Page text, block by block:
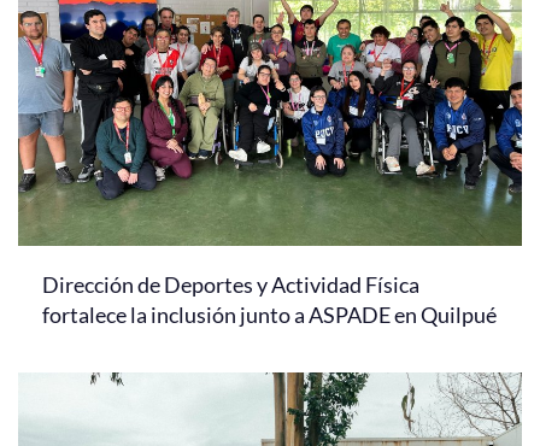
Dirección de Deportes y Actividad Física
fortalece la inclusión junto a ASPADE en Quilpué